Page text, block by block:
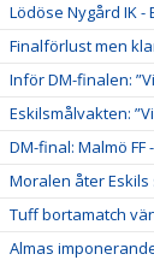
Lödöse Nygård IK -
Finalförlust men
Inför DM-finalen:
Eskilsmålvakten:
DM-final: Malmö FF
Moralen åter
Tuff bortamatch
Almas